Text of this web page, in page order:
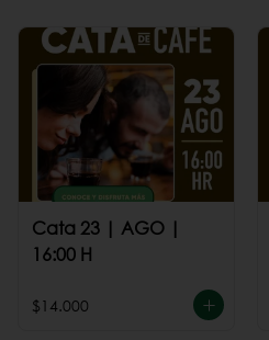
Cata 23 | AGO |
16:00 H
$14.000